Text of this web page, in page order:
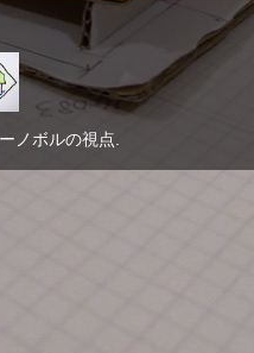
ノボルの視点.